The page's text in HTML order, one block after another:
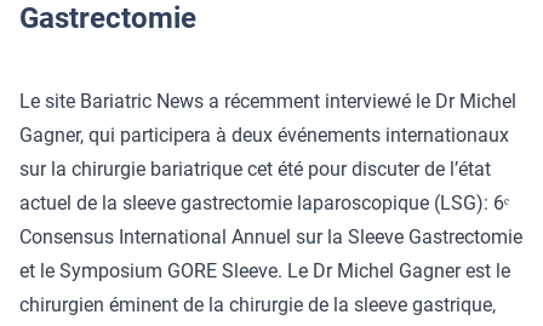
Gastrectomie
Le site Bariatric News a récemment interviewé le Dr Michel
Gagner, qui participera à deux événements internationaux
sur la chirurgie bariatrique cet été pour discuter de l’état
actuel de la sleeve gastrectomie laparoscopique (LSG): 6ᵉ
Consensus International Annuel sur la Sleeve Gastrectomie
et le Symposium GORE Sleeve. Le Dr Michel Gagner est le
chirurgien éminent de la chirurgie de la sleeve gastrique,